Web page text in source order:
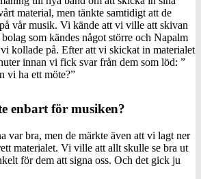
material, men tänkte samtidigt att de
vår musik. Vi kände att vi ville att skivan
som kändes något större och Napalm
kollade på. Efter att vi skickat in materialet
innan vi fick svar från dem som löd: ”
vi ha ett möte?”
enbart för musiken?
var bra, men de märkte även att vi lagt ner
materialet. Vi ville att allt skulle se bra ut
för dem att signa oss. Och det gick ju